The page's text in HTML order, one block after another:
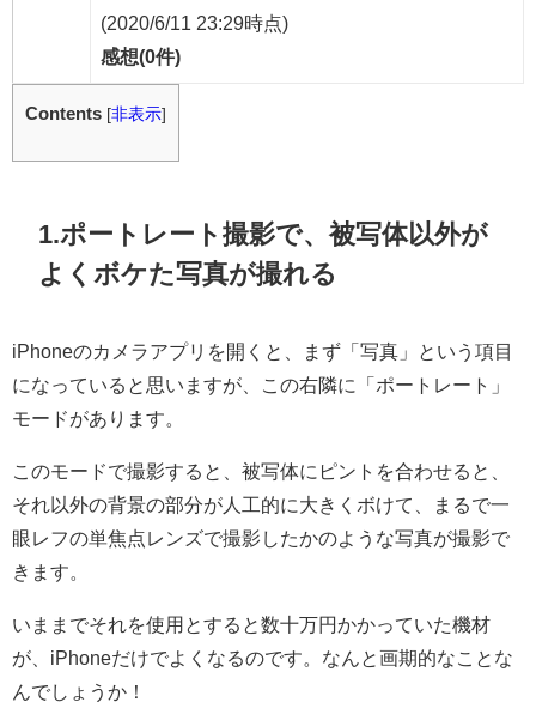
(2020/6/11 23:29時点)
感想(0件)
Contents [非表示]
1.ポートレート撮影で、被写体以外が
よくボケた写真が撮れる
iPhoneのカメラアプリを開くと、まず「写真」という項目
になっていると思いますが、この右隣に「ポートレート」
モードがあります。
このモードで撮影すると、被写体にピントを合わせると、
それ以外の背景の部分が人工的に大きくボけて、まるで一
眼レフの単焦点レンズで撮影したかのような写真が撮影で
きます。
いままでそれを使用とすると数十万円かかっていた機材
が、iPhoneだけでよくなるのです。なんと画期的なことな
んでしょうか！